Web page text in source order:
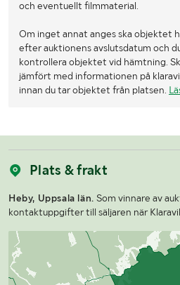
och eventuellt filmmaterial.
Om inget annat anges ska objektet
efter auktionens avslutsdatum och
kontrollera objektet vid hämtning.
jämfört med informationen på
innan du tar objektet från platsen.
Plats & frakt
Heby, Uppsala län. Som vinnare av
kontaktuppgifter till säljaren när